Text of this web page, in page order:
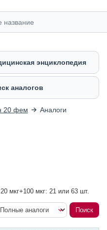
энциклопедия
аналогов
20 фем Аналоги
мкг+100 мкг: 21 или 63 шт.